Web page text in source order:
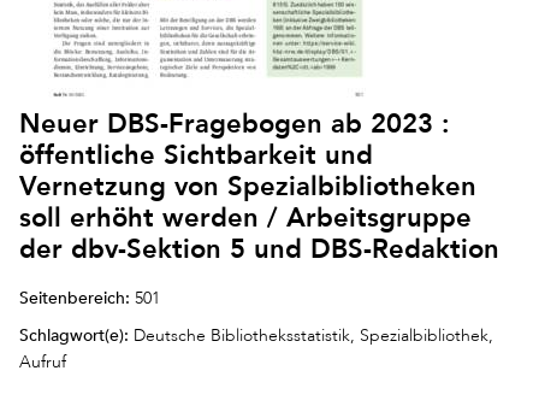
Neuer DBS-Fragebogen ab 2023 :
öffentliche Sichtbarkeit und
Vernetzung von Spezialbibliotheken
soll erhöht werden / Arbeitsgruppe
der dbv-Sektion 5 und DBS-Redaktion
Seitenbereich: 501
Schlagwort(e): Deutsche Bibliotheksstatistik, Spezialbibliothek,
Aufruf